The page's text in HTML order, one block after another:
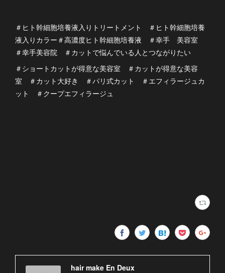
＃ヒト幹細胞培養液入りトリートメント ＃ヒト幹細胞培養
液入りカラー＃高濃度ヒト幹細胞培養液 ＃幸手 美容室
＃幸手美容院 ＃カットで悩んでいる人とつながりたい
＃ショートカットが得意な美容室 ＃カットが得意な美容
室 ＃カット大好き ＃パリ式カット ＃エフィラージュカ
ット ＃クープエフィラージュ
hair make En Deux